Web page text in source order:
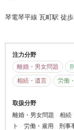
琴電琴平線 瓦町駅 徒
注力分野
離婚・男女問題
相続・遺言
労働
取扱分野
離婚・男女問題
相続
ト
労働・雇用 刑事